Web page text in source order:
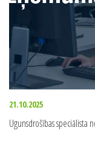
21.10.2025
Ugunsdrošības speciālista